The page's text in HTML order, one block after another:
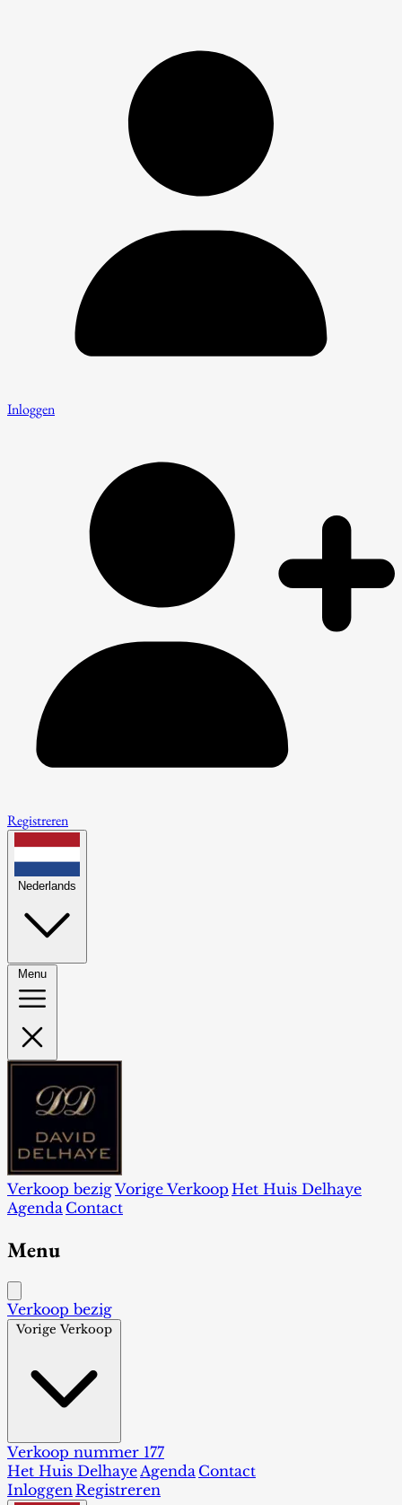
Inloggen
Registreren
Nederlands
Menu
Verkoop bezigVorige Verkoop Het Huis Delhaye
Agenda Contact
Menu
Verkoop bezig
Vorige Verkoop
Verkoop nummer 177
Het Huis DelhayeAgenda Contact
InloggenRegistreren